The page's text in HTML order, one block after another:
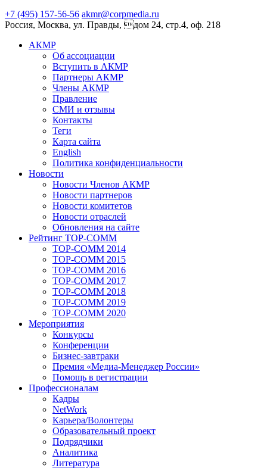
+7 (495) 157-56-56 akmr@corpmedia.ru
Россия, Москва, ул. Правды, дом 24, стр.4, оф. 218
АКМР
Об ассоциации
Вступить в АКМР
Партнеры АКМР
Члены АКМР
Правление
СМИ и отзывы
Контакты
Теги
Карта сайта
English
Политика конфиденциальности
Новости
Новости Членов АКМР
Новости партнеров
Новости комитетов
Новости отраслей
Обновления на сайте
Рейтинг TOP-COMM
TOP-COMM 2014
TOP-COMM 2015
TOP-COMM 2016
TOP-COMM 2017
TOP-COMM 2018
TOP-COMM 2019
TOP-COMM 2020
Мероприятия
Конкурсы
Конференции
Бизнес-завтраки
Премия «Медиа-Менеджер России»
Помощь в регистрации
Профессионалам
Кадры
NetWork
Карьера/Волонтеры
Образовательный проект
Подрядчики
Аналитика
Литература